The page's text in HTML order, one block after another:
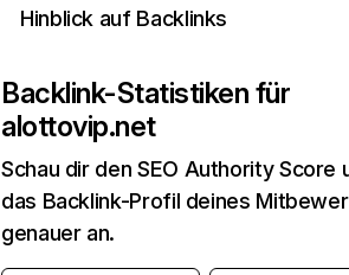
Hinblick auf Backlinks
Backlink-Statistiken für
alottovip.net
Schau dir den SEO Authority Score
das Backlink-Profil deines
genauer an.